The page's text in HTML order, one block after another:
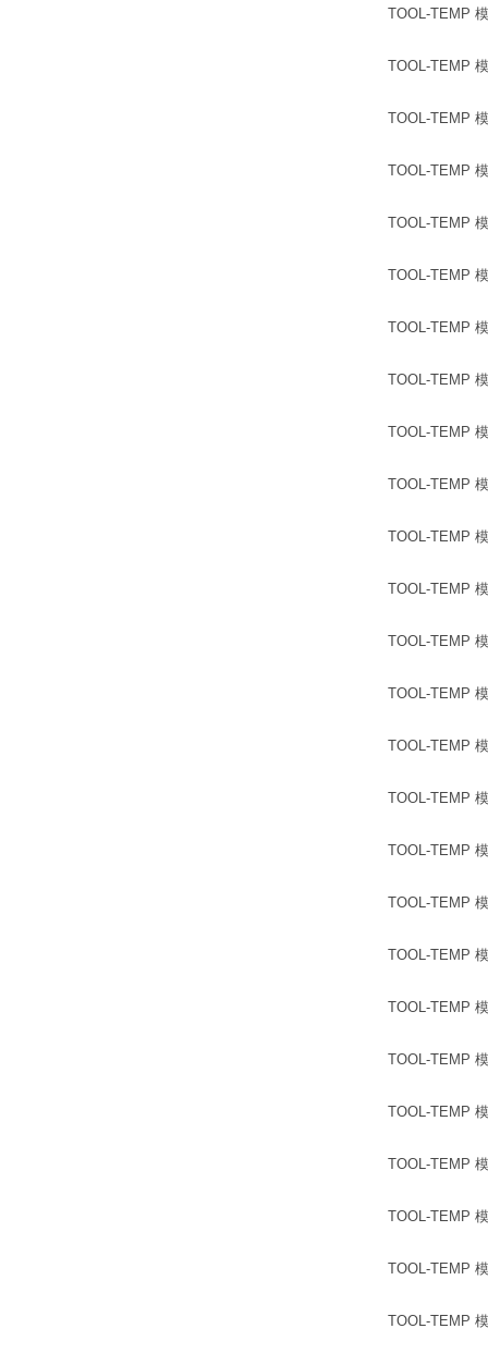
TOOL-TEMP 模
TOOL-TEMP 模
TOOL-TEMP 模
TOOL-TEMP 模
TOOL-TEMP 模
TOOL-TEMP 模
TOOL-TEMP 模
TOOL-TEMP 模
TOOL-TEMP 模
TOOL-TEMP 模
TOOL-TEMP 模
TOOL-TEMP 模
TOOL-TEMP 模
TOOL-TEMP 模
TOOL-TEMP 模
TOOL-TEMP 模
TOOL-TEMP 模
TOOL-TEMP 模
TOOL-TEMP 模
TOOL-TEMP 模
TOOL-TEMP 模
TOOL-TEMP 模
TOOL-TEMP 模
TOOL-TEMP 模
TOOL-TEMP 模
TOOL-TEMP 模